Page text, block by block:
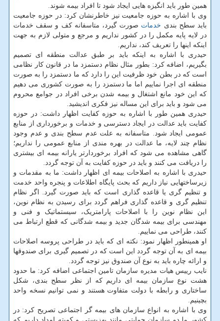
همین طور باید انگیزه هایی ایجاد شود تا افراد بیمه شوند.
وی با اشاره به حوزه جامعیت نیز خاطرنشان کرد: در حوزه جامعیت
باید سطح بندی خدمات صورت گیرد، متاسفانه کف و سقف خدمات
در لایه پایه مکمل را در کشور نداریم و مرجع و متولی لازم به جهت
اینکه اینها را تعریف کند، نداریم.
حیدری با اشاره به اینکه باید بر طبق عدالت منطقه ای تصمیم
بگیریم، اضافه کرد: بطور مثال نظام دستمزد ما در قانون کار نظامی
است که در بطن خود ظرفیت این را دارد که ما دستمزد را به صورت
منطقه ای اجرا نماییم اما ما دستمزد را به صورت کشوری می دهیم
که این خود مانع اشتغال و بیمه شدن برخی افراد در جوامع محروم
می شود و باید برای این مساله نیز فکری اندیشید.
حیدری همین طور با اشاره به حوزه کفایت اظهار داشت: در حوزه
کفایت باید عدالت در ایجاد دسترسی و خدمات و برخورداری از منابع
عمومی ایجاد شود. متاسفانه به علت عدم سطح بندی و عدم وجود
نظام چند لایه، ما عدالت در بهره مندی از منابع عمومی را نداریم؛
گاهی مشاهده می شود که افراد برخوردارتر یارانه بیمه ای بیشتری
را دریافت می کنند و باید در حوزه کفایت به آن توجه گردد.
حیدری با اشاره به اصلاحات بیمه ای اظهار داشت: ما به مقدمات و
زیرساختهایی نیاز داریم که بحث پایگاه اطلاعات و پنجره واحد خدمت
و تنظیم گری یا قاعده گذاری است که باید صورت گیرد. اگر نظام
تنظیم گری و قاعده گذاری فراهم گردد برای رسیدن به نظام نوین،
این نظام نوین را با اصلاحات پارامتریک، سیستماتیک و فنی و
مهندسی برای بیمه شدگان جدید و بیمه شدگانی که قطع ارتباط می
کنند، طراحی می نماییم.
او همینطور اظهار نمود: نکته ای که باید در طراحی پروسه اصلاحات
بیمه ای به آن توجه گردد این است که در تصمیم گیری برای صندوقها
و ارائه چاره باید به نوع آن صندوق نیز توجه گردد.
نایب رییس هیات مدیره سازمان تامین اجتماعی اضافه کرد: ما حدود
هشت نوع سازمان بیمه ای داریم که از نظر سطح بندی، شکل
ساختاری و رابطه با دولت متفاوت هستند و نمی توانیم نسخه واحد
بچینیم.
وی با اشاره به انواع سازمان های بیمه گر اجتماعی تصریح کرد: در
کشور ما دو سازمان حمایتی مانند بهزیستی و کمیته امداد داریم که